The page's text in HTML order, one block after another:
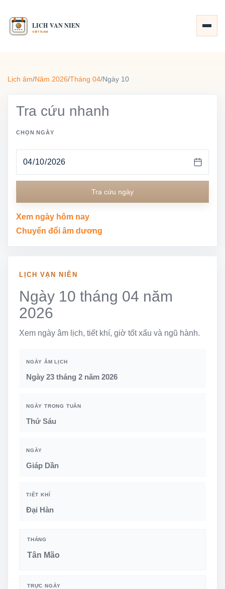
Lịch âm/Năm 2026/Tháng 04/Ngày 10
Tra cứu nhanh
CHỌN NGÀY
Tra cứu ngày
Xem ngày hôm nay
Chuyển đổi âm dương
LỊCH VẠN NIÊN
Ngày 10 tháng 04 năm
2026
Xem ngày âm lịch, tiết khí, giờ tốt xấu và ngũ hành.
NGÀY ÂM LỊCH
Ngày 23 tháng 2 năm 2026
NGÀY TRONG TUẦN
Thứ Sáu
NGÀY
Giáp Dần
TIẾT KHÍ
Đại Hàn
THÁNG
Tân Mão
TRỰC NGÀY